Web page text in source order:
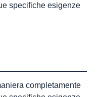
specifiche esigenze
completamente